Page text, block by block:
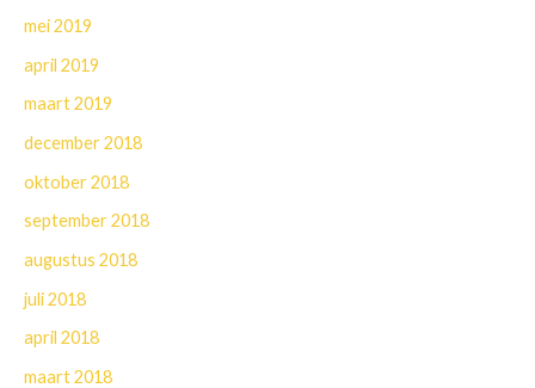
mei 2019
april 2019
maart 2019
december 2018
oktober 2018
september 2018
augustus 2018
juli 2018
april 2018
maart 2018